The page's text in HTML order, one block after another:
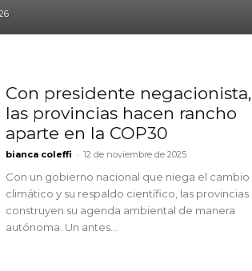
Con presidente negacionista,
las provincias hacen rancho
aparte en la COP30
bianca coleffi - 12 de noviembre de 2025
Con un gobierno nacional que niega el cambio
climático y su respaldo científico, las provincias
construyen su agenda ambiental de manera
autónoma. Un antes...